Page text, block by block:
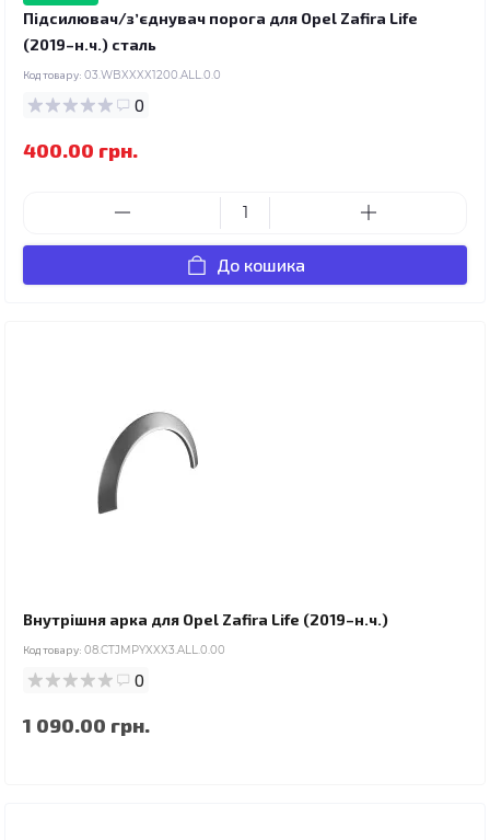
Підсилювач/зʼєднувач порога для Opel Zafira Life
(2019–н.ч.) сталь
Код товару: 03.WBXXXX1200.ALL.0.0
0
400.00 грн.
До кошика
Внутрішня арка для Opel Zafira Life (2019–н.ч.)
Код товару: 08.CTJMPYXXX3.ALL.0.00
0
1 090.00 грн.